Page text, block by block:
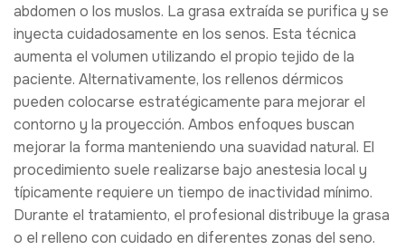
abdomen o los muslos. La grasa extraída se purifica y se
inyecta cuidadosamente en los senos. Esta técnica
aumenta el volumen utilizando el propio tejido de la
paciente. Alternativamente, los rellenos dérmicos
pueden colocarse estratégicamente para mejorar el
contorno y la proyección. Ambos enfoques buscan
mejorar la forma manteniendo una suavidad natural. El
procedimiento suele realizarse bajo anestesia local y
típicamente requiere un tiempo de inactividad mínimo.
Durante el tratamiento, el profesional distribuye la grasa
o el relleno con cuidado en diferentes zonas del seno.